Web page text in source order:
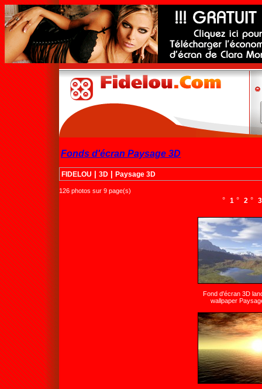
Fonds d'écran Paysage 3D
FIDELOU 3D Paysage 3D
126 photos sur 9 page(s)
° 1 ° 2 ° 3
Fond d'écran 3D
wallpaper